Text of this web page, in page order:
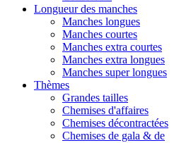
Longueur des manches
Manches longues
Manches courtes
Manches extra courtes
Manches extra longues
Manches super longues
Thèmes
Grandes tailles
Chemises d'affaires
Chemises décontractées
Chemises de gala & de